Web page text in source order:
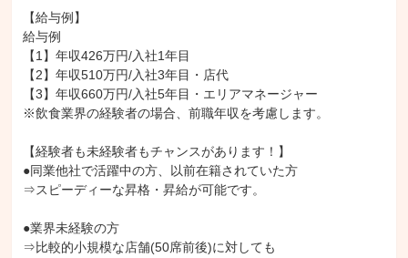
【給与例】
給与例
【1】年収426万円/入社1年目
【2】年収510万円/入社3年目・店代
【3】年収660万円/入社5年目・エリアマネージャー
※飲食業界の経験者の場合、前職年収を考慮します。
【経験者も未経験者もチャンスがあります！】
●同業他社で活躍中の方、以前在籍されていた方
⇒スピーディーな昇格・昇給が可能です。
●業界未経験の方
⇒比較的小規模な店舗(50席前後)に対しても